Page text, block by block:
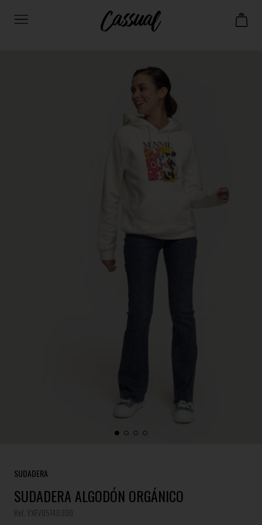
SUDADERA
SUDADERA ALGODÓN ORGÁNICO
Ref. YXEV85140.E00